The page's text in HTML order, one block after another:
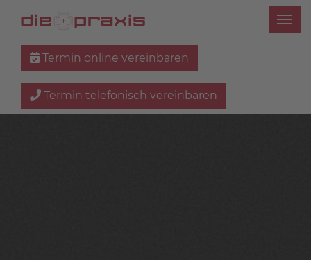
Termin online vereinbaren
Termin telefonisch vereinbaren